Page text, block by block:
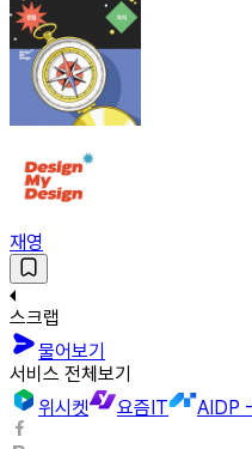
재영
스크랩
물어보기
서비스 전체보기
위시켓
요즘IT AIDP